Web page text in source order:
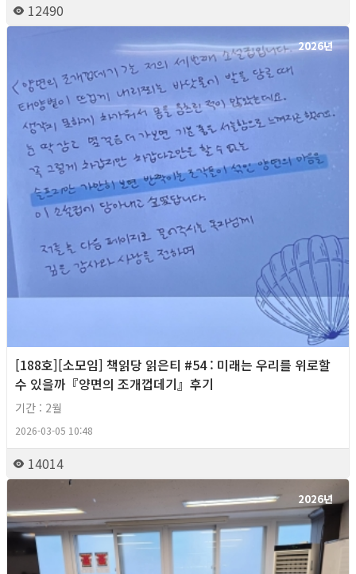
12490
2026년
[188호][소모임] 책읽당 읽은티 #54 : 미래는 우리를 위로할
수 있을까『양면의 조개껍데기』후기
기간 : 2월
2026-03-05 10:48
14014
2026년